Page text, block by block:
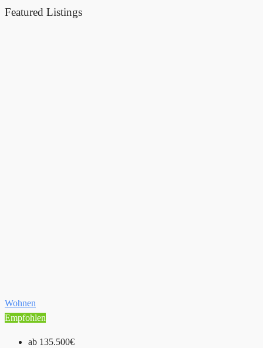
Featured Listings
Wohnen
Empfohlen
ab 135.500€